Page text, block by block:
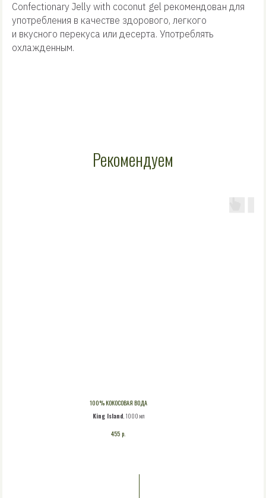
Confectionary Jelly with coconut gel рекомендован для
употребления в качестве здорового, легкого
и вкусного перекуса или десерта. Употреблять
охлажденным.
Рекомендуем
100% КОКОСОВАЯ ВОДА
King Island, 1000 мл
455 р.